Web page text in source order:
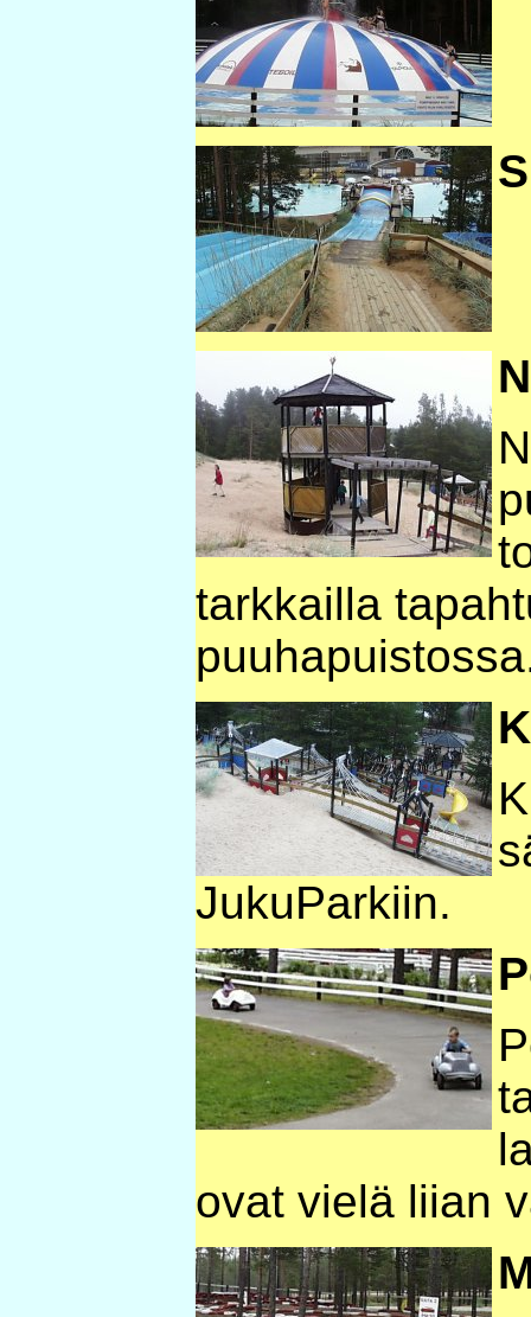
tarkkailla
JukuParkiin.
ovat vielä liian